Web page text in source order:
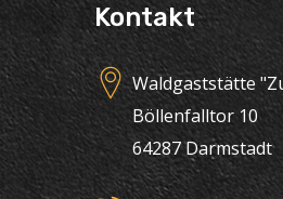
Kontakt
Waldgaststätte
Böllenfalltor 10
64287 Darmstadt